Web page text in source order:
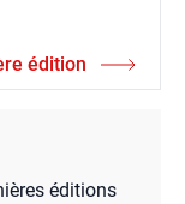
édition
éditions